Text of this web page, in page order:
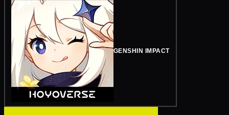
GENSHIN IMPACT